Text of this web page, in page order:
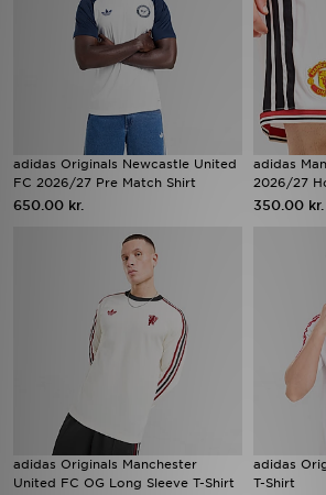
adidas Originals Newcastle United
FC 2026/27 Pre Match Shirt
650.00 kr.
adidas
2026/27
350.00 kr.
adidas Originals Manchester
United FC OG Long Sleeve T-Shirt
adidas
T-Shirt